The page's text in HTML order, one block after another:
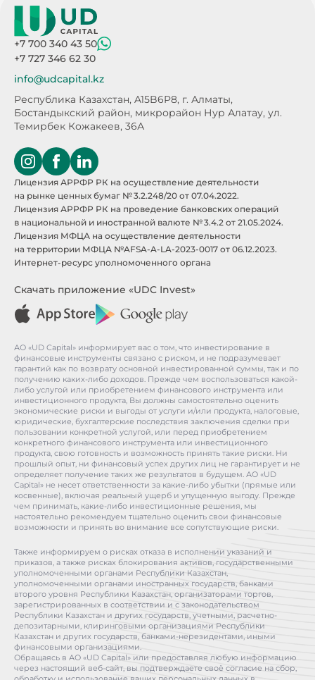
+7 700 340 43 50
+7 727 346 62 30
info@udcapital.kz
Республика Казахстан, A15B6P8, г. Алматы,
Бостандыкский район, микрорайон Нур Алатау, ул.
Темирбек Кожакеев, 36А
Лицензия АРРФР РК на осуществление деятельности
на рынке ценных бумаг № 3.2.248/20 от 07.04.2022.
Лицензия АРРФР РК на проведение банковских операций
в национальной и иностранной валюте № 3.4.2 от 21.05.2024.
Лицензия МФЦА на осуществление деятельности
на территории МФЦА №AFSA-A-LA-2023-0017 от 06.12.2023.
Интернет-ресурс уполномоченного органа
Скачать приложение «UDC Invest»
АО «UD Capital» информирует вас о том, что инвестирование в
финансовые инструменты связано с риском, и не подразумевает
гарантий как по возврату основной инвестированной суммы, так и по
получению каких-либо доходов. Прежде чем воспользоваться какой-
либо услугой или приобретением финансового инструмента или
инвестиционного продукта, Вы должны самостоятельно оценить
экономические риски и выгоды от услуги и/или продукта, налоговые,
юридические, бухгалтерские последствия заключения сделки при
пользовании конкретной услугой, или перед приобретением
конкретного финансового инструмента или инвестиционного
продукта, свою готовность и возможность принять такие риски. Ни
прошлый опыт, ни финансовый успех других лиц не гарантирует и не
определяет получение таких же результатов в будущем. АО «UD
Capital» не несет ответственности за какие-либо убытки (прямые или
косвенные), включая реальный ущерб и упущенную выгоду. Прежде
чем принимать, какие-либо инвестиционные решения, мы
настоятельно рекомендуем тщательно оценить свои финансовые
возможности и принять во внимание все сопутствующие риски.
Также информируем о рисках отказа в исполнении указаний и
приказов, а также рисках блокирования активов, государственными
уполномоченными органами Республики Казахстан,
уполномоченными органами иностранных государств, банками
второго уровня Республики Казахстан, организаторами торгов,
зарегистрированных в соответствии и с законодательством
Республики Казахстан и других государств, учетными, расчетно-
депозитарными, клиринговыми организациями Республики
Казахстан и других государств, банками-нерезидентами, иными
финансовыми организациями.
Обращаясь в АО «UD Capital» или предоставляя любую информацию
через настоящий веб-сайт, вы подтверждаете своё согласие на сбор,